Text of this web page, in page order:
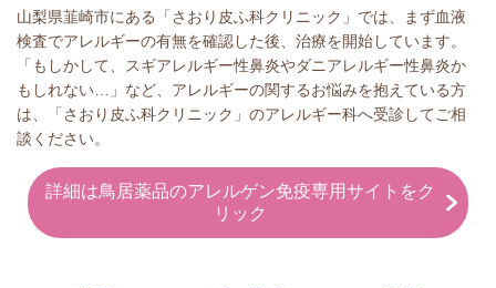
山梨県韮崎市にある「さおり皮ふ科クリニック」では、まず血液
検査でアレルギーの有無を確認した後、治療を開始しています。
「もしかして、スギアレルギー性鼻炎やダニアレルギー性鼻炎か
もしれない…」など、アレルギーの関するお悩みを抱えている方
は、「さおり皮ふ科クリニック」のアレルギー科へ受診してご相
談ください。
詳細は鳥居薬品のアレルゲン免疫専用サイトをク
リック